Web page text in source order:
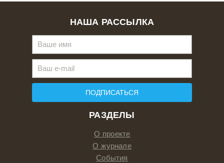
РАЗДЕЛЫ
О проекте
О журнале
События
НАША РАССЫЛКА
ПОДПИСАТЬСЯ